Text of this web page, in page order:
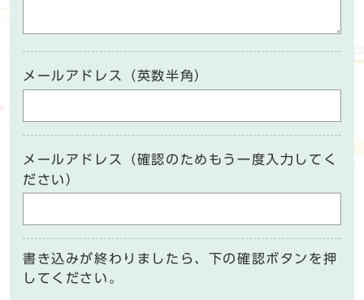
メールアドレス（英数半角）
メールアドレス（確認のためもう一度入力してく
ださい）
書き込みが終わりましたら、下の確認ボタンを押
してください。